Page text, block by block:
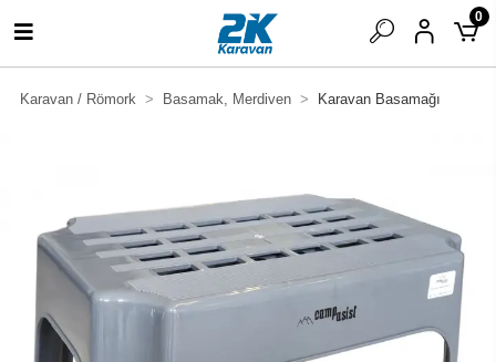
0
Karavan / Römork Basamak, Merdiven Karavan Basamağı